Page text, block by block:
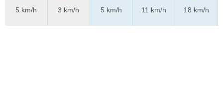
5 km/h
3 km/h
5 km/h
11 km/h
18 km/h